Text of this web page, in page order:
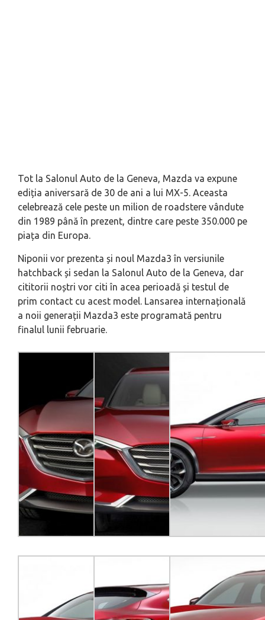
Tot la Salonul Auto de la Geneva, Mazda va expune
ediția aniversară de 30 de ani a lui MX-5. Aceasta
celebrează cele peste un milion de roadstere vândute
din 1989 până în prezent, dintre care peste 350.000 pe
piața din Europa.
Niponii vor prezenta și noul Mazda3 în versiunile
hatchback și sedan la Salonul Auto de la Geneva, dar
cititorii noștri vor citi în acea perioadă și testul de
prim contact cu acest model. Lansarea internațională
a noii generații Mazda3 este programată pentru
finalul lunii februarie.